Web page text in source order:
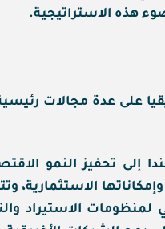
هذه الاستراتيجية.
على عدة مجالات
إلى تحفيز النمو
الاستثمارية،
لمنظومات الاستيراد